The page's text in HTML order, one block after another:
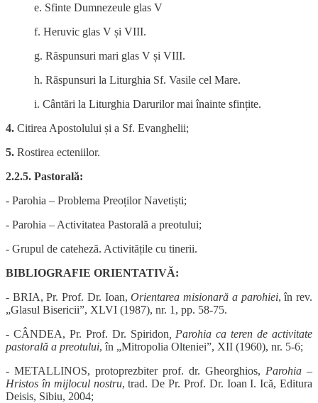
e. Sfinte Dumnezeule glas V
f. Heruvic glas V și VIII.
g. Răspunsuri mari glas V și VIII.
h. Răspunsuri la Liturghia Sf. Vasile cel Mare.
i. Cântări la Liturghia Darurilor mai înainte sfințite.
4. Citirea Apostolului și a Sf. Evanghelii;
5. Rostirea ecteniilor.
2.2.5. Pastorală:
- Parohia – Problema Preoților Navetiști;
- Parohia – Activitatea Pastorală a preotului;
- Grupul de cateheză. Activitățile cu tinerii.
BIBLIOGRAFIE ORIENTATIVĂ:
- BRIA, Pr. Prof. Dr. Ioan,Orientarea misionară a parohiei, în rev.
„Glasul Bisericii”, XLVI (1987), nr. 1, pp. 58-75.
- CÂNDEA, Pr. Prof. Dr. Spiridon , Parohia ca teren de activitate
pastorală a preotului, în „Mitropolia Olteniei”, XII (1960), nr. 5-6;
- METALLINOS, protoprezbiter prof. dr. Gheorghios, Parohia –
Hristos în mijlocul nostru, trad. De Pr. Prof. Dr. Ioan I. Ică, Editura
Deisis, Sibiu, 2004;